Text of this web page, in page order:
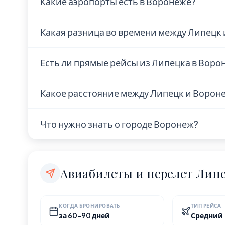
Какая разница во времени между
Есть ли прямые рейсы из Липецка в
Рекомендуем проверить актуальное
Какое расстояние между Липецк и
выходные.
Что нужно знать о городе Воронеж?
Авиабилеты и перелет
КОГДА БРОНИРОВАТЬ
за 60-90 дней
ТИП РЕЙСА
Средний